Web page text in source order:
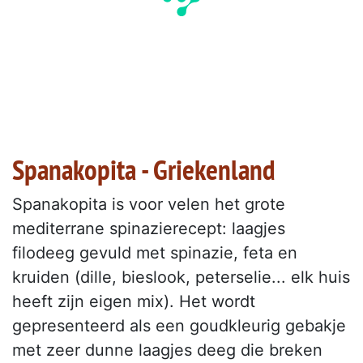
Spanakopita - Griekenland
Spanakopita is voor velen het grote
mediterrane spinazierecept: laagjes
filodeeg gevuld met spinazie, feta en
kruiden (dille, bieslook, peterselie... elk huis
heeft zijn eigen mix). Het wordt
gepresenteerd als een goudkleurig gebakje
met zeer dunne laagjes deeg die breken